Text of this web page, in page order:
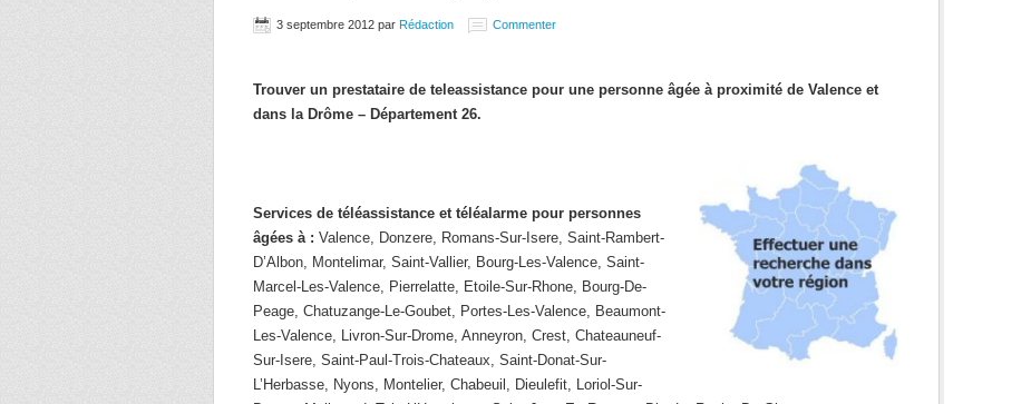
3 septembre 2012 par Rédaction Commenter
Trouver un prestataire de teleassistance pour une personne âgée à proximité de Valence et
dans la Drôme – Département 26.
Services de téléassistance et téléalarme pour personnes
âgées à : Valence, Donzere, Romans-Sur-Isere, Saint-Rambert-
D’Albon, Montelimar, Saint-Vallier, Bourg-Les-Valence, Saint-
Marcel-Les-Valence, Pierrelatte, Etoile-Sur-Rhone, Bourg-De-
Peage, Chatuzange-Le-Goubet, Portes-Les-Valence, Beaumont-
Les-Valence, Livron-Sur-Drome, Anneyron, Crest, Chateauneuf-
Sur-Isere, Saint-Paul-Trois-Chateaux, Saint-Donat-Sur-
L’Herbasse, Nyons, Montelier, Chabeuil, Dieulefit, Loriol-Sur-